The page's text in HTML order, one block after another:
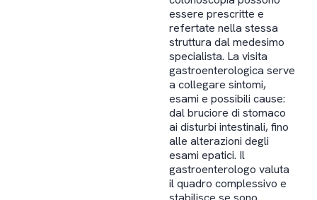
essere prescritte e
refertate nella stessa
struttura dal medesimo
specialista. La visita
gastroenterologica serve
a collegare sintomi,
esami e possibili cause:
dal bruciore di stomaco
ai disturbi intestinali, fino
alle alterazioni degli
esami epatici. Il
gastroenterologo valuta
il quadro complessivo e